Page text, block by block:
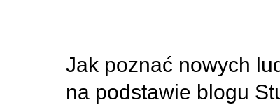
Jak poznać nowych
na podstawie blogu